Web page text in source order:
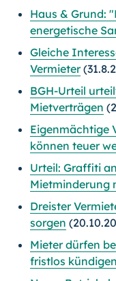
Haus & Grund:
energetische
Gleiche
Vermieter
BGH-Urteil
Mietverträgen
Eigenmächtige
können teuer
Urteil: Graffiti
Mietminderung
Dreister
sorgen
Mieter dürfen
fristlos kündigen